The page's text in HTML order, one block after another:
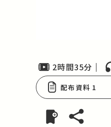
2時間35分
配布資料 1